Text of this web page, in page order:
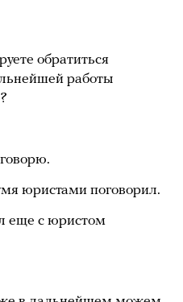
обратиться
работы
юристами поговорил.
еще с юристом